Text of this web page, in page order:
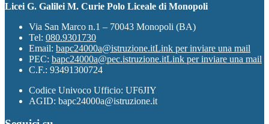
Licei G. Galilei M. Curie Polo Liceale di Monopoli
Via San Marco n.1 – 70043 Monopoli (BA)
Tel: 080.9301730
Email: bapc24000a@istruzione.itLink per inviare una mail
PEC: bapc24000a@pec.istruzione.itLink per inviare una mail
C.F.: 93491300724
Codice Univoco Ufficio: UF6JIY
AGID: bapc24000a@istruzione.it